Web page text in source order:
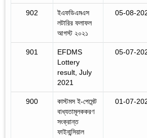
902
ইএফডিএমএস
লটারির ফলাফল
আগস্ট ২০২১
05-08-
901
EFDMS
Lottery
result, July
2021
05-07-
900
কাস্টমস ই-পেমেন্ট
বাধ্যতামূলককরণ
সংক্রান্ত
ফাইনান্সিয়াল
01-07-